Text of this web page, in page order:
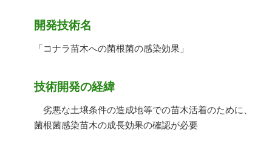
開発技術名
「コナラ苗木への菌根菌の感染効果」
技術開発の経緯
劣悪な土壌条件の造成地等での苗木活着のために、
菌根菌感染苗木の成長効果の確認が必要